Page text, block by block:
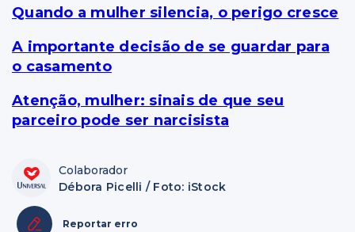
Quando a mulher silencia, o perigo cresce
A importante decisão de se guardar para
o casamento
Atenção, mulher: sinais de que seu
parceiro pode ser narcisista
Colaborador
Débora Picelli / Foto: iStock
Reportar erro